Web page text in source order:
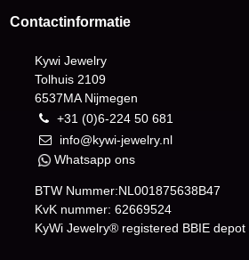
Contactinformatie
Kywi Jewelry
Tolhuis 2109
6537MA Nijmegen
+31 (0)6-224 50 681
info@kywi-jewelry.nl
Whatsapp ons
BTW Nummer:NL001875638B47
KvK nummer: 62669524
KyWi Jewelry® registered BBIE depot